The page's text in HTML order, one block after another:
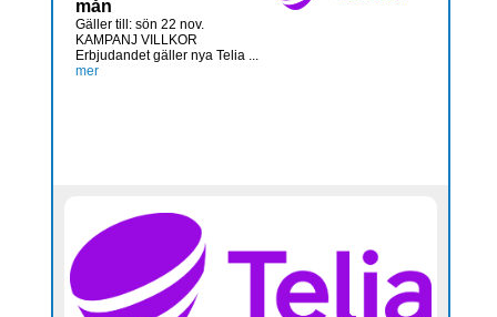
mån
Gäller till: sön 22 nov.
KAMPANJ VILLKOR
Erbjudandet gäller nya Telia ...
mer